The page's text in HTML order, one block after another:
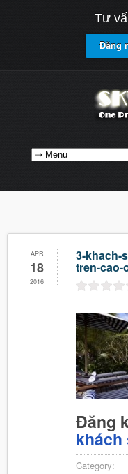
Tư
Đăng
APR
18
2016
3-khach-
tren-cao-
Đăng
khách
Category: